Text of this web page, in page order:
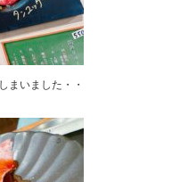
まいました・・